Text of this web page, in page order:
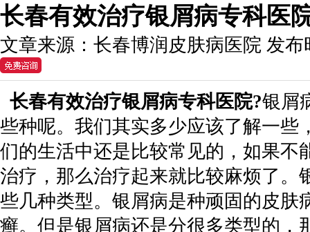
长春有效治疗银屑病专科医
文章来源： 长春博润皮肤病医院 发布
长春有效治疗银屑病专科医院?银屑
些种呢。我们其实多少应该了解一些
们的生活中还是比较常见的，如果不
治疗，那么治疗起来就比较麻烦了。
些几种类型。银屑病是种顽固的皮肤
癣。但是银屑病还是分很多类型的，